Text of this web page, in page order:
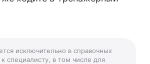
исключительно в справочных
специалисту, в том числе для